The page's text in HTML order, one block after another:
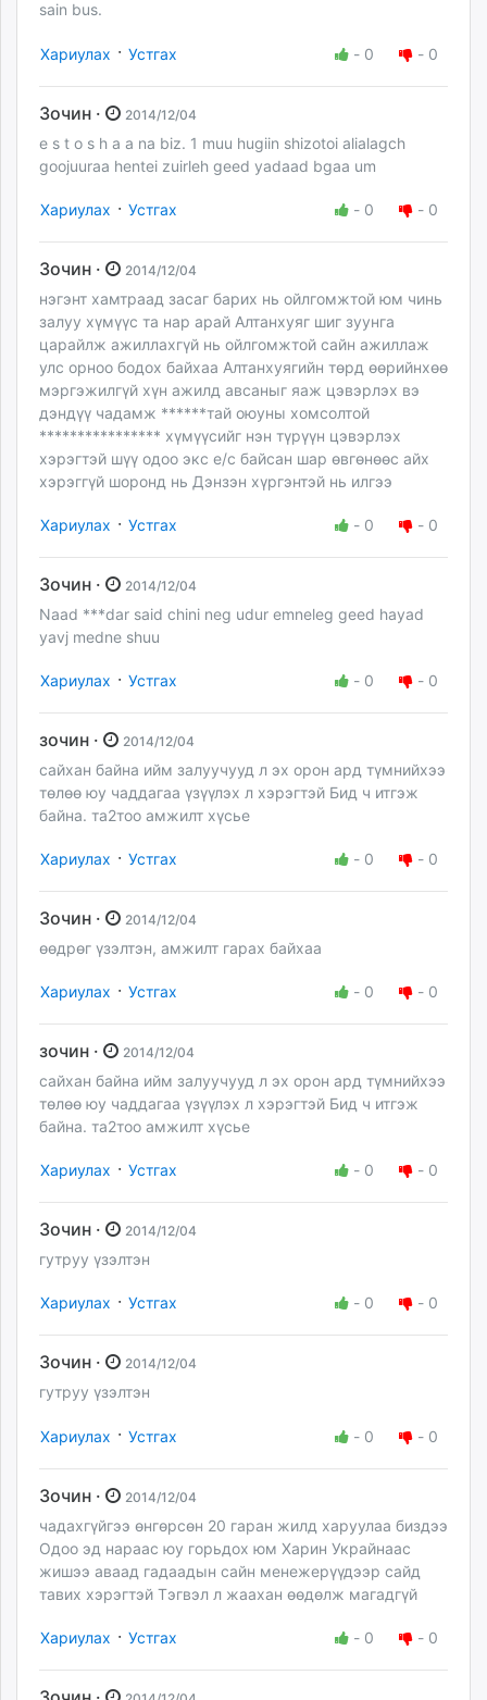
sain bus.
Хариулах · Устгах - 0 - 0
Зочин · 2014/12/04
e s t o s h a a na biz. 1 muu hugiin shizotoi alialagch
goojuuraa hentei zuirleh geed yadaad bgaa um
Хариулах · Устгах - 0 - 0
Зочин · 2014/12/04
нэгэнт хамтраад засаг барих нь ойлгомжтой юм чинь
залуу хүмүүс та нар арай Алтанхуяг шиг зуунга
царайлж ажиллахгүй нь ойлгомжтой сайн ажиллаж
улс орноо бодох байхаа Алтанхуягийн төрд өөрийнхөө
мэргэжилгүй хүн ажилд авсаныг яаж цэвэрлэх вэ
дэндүү чадамж ******тай оюуны хомсолтой
**************** хүмүүсийг нэн түрүүн цэвэрлэх
хэрэгтэй шүү одоо экс е/с байсан шар өвгөнөөс айх
хэрэггүй шоронд нь Дэнзэн хүргэнтэй нь илгээ
Хариулах · Устгах - 0 - 0
Зочин · 2014/12/04
Naad ***dar said chini neg udur emneleg geed hayad
yavj medne shuu
Хариулах · Устгах - 0 - 0
зочин · 2014/12/04
сайхан байна ийм залуучууд л эх орон ард түмнийхээ
төлөө юу чаддагаа үзүүлэх л хэрэгтэй Бид ч итгэж
байна. та2тоо амжилт хүсье
Хариулах · Устгах - 0 - 0
Зочин · 2014/12/04
өөдрөг үзэлтэн, амжилт гарах байхаа
Хариулах · Устгах - 0 - 0
зочин · 2014/12/04
сайхан байна ийм залуучууд л эх орон ард түмнийхээ
төлөө юу чаддагаа үзүүлэх л хэрэгтэй Бид ч итгэж
байна. та2тоо амжилт хүсье
Хариулах · Устгах - 0 - 0
Зочин · 2014/12/04
гутруу үзэлтэн
Хариулах · Устгах - 0 - 0
Зочин · 2014/12/04
гутруу үзэлтэн
Хариулах · Устгах - 0 - 0
Зочин · 2014/12/04
чадахгүйгээ өнгөрсөн 20 гаран жилд харуулаа биздээ
Одоо эд нараас юу горьдох юм Харин Украйнаас
жишээ аваад гадаадын сайн менежерүүдээр сайд
тавих хэрэгтэй Тэгвэл л жаахан өөдөлж магадгүй
Хариулах · Устгах - 0 - 0